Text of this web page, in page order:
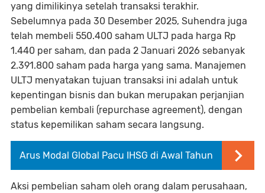
yang dimilikinya setelah transaksi terakhir.
Sebelumnya pada 30 Desember 2025, Suhendra juga
telah membeli 550.400 saham ULTJ pada harga Rp
1.440 per saham, dan pada 2 Januari 2026 sebanyak
2.391.800 saham pada harga yang sama. Manajemen
ULTJ menyatakan tujuan transaksi ini adalah untuk
kepentingan bisnis dan bukan merupakan perjanjian
pembelian kembali (repurchase agreement), dengan
status kepemilikan saham secara langsung.
Arus Modal Global Pacu IHSG di Awal Tahun
Aksi pembelian saham oleh orang dalam perusahaan,